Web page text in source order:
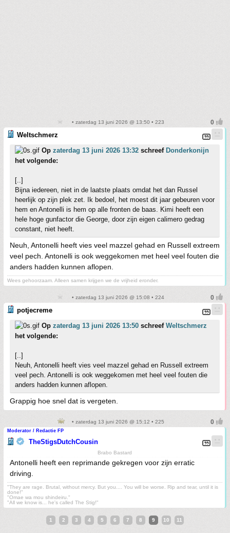
• zaterdag 13 juni 2026 @ 13:50 • 223
Weltschmerz
Op zaterdag 13 juni 2026 13:32 schreef Donderkonijn
het volgende:
[..]
Bijna iedereen, niet in de laatste plaats omdat het dan Russel
heerlijk op zijn plek zet. Ik bedoel, het moest dit jaar gebeuren voor
hem en Antonelli is hem op alle fronten de baas. Kimi heeft een
hele hoge gunfactor die George, door zijn eigen calimero gedrag
constant, niet heeft.
Neuh, Antonelli heeft vies veel mazzel gehad en Russell extreem
veel pech. Antonelli is ook weggekomen met heel veel fouten die
anders hadden kunnen aflopen.
Wees gehoorzaam. Alleen samen krijgen we de vrijheid eronder.
• zaterdag 13 juni 2026 @ 15:08 • 224
potjecreme
Op zaterdag 13 juni 2026 13:50 schreef Weltschmerz
het volgende:
[..]
Neuh, Antonelli heeft vies veel mazzel gehad en Russell extreem
veel pech. Antonelli is ook weggekomen met heel veel fouten die
anders hadden kunnen aflopen.
Grappig hoe snel dat is vergeten.
• zaterdag 13 juni 2026 @ 15:12 • 225
Moderator / Redactie FP
TheStigsDutchCousin
Brabo Bastard
Antonelli heeft een reprimande gekregen voor zijn erratic
driving.
"They are rage. Brutal, without mercy. But you.... You will be worse. Rip and tear, until it is
done!"
"Omae wa mou shindeiru."
"All we know is... he's called The Stig!"
1 2 3 4 5 6 7 8 9 10 11